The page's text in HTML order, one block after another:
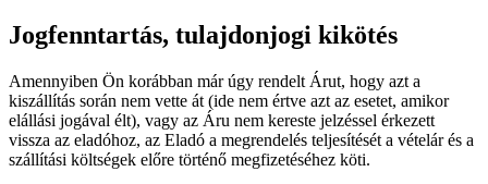
Jogfenntartás, tulajdonjogi kikötés
Amennyiben Ön korábban már úgy rendelt Árut, hogy azt a
kiszállítás során nem vette át (ide nem értve azt az esetet, amikor
elállási jogával élt), vagy az Áru nem kereste jelzéssel érkezett
vissza az eladóhoz, az Eladó a megrendelés teljesítését a vételár és a
szállítási költségek előre történő megfizetéséhez köti.